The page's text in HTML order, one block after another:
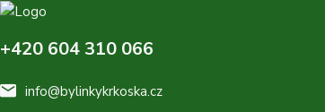
+420 604 310 066
info@bylinkykrkoska.cz